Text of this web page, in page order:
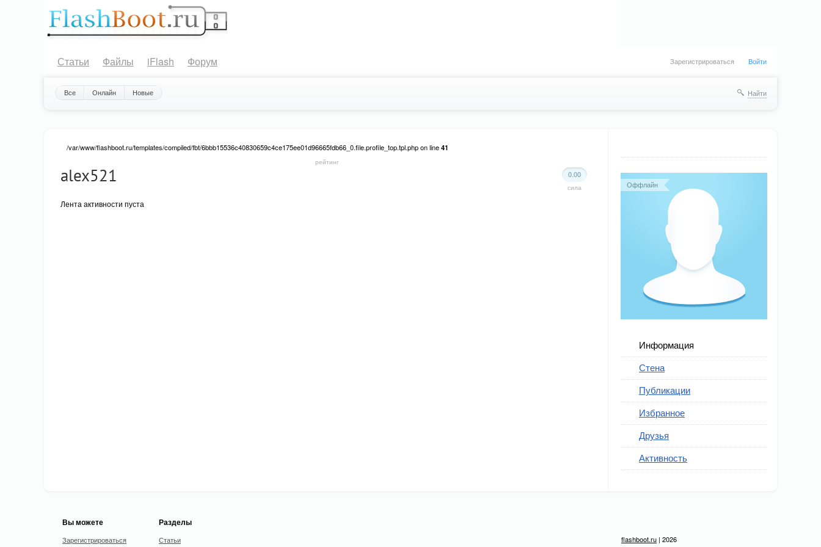
Статьи Файлы iFlash Форум Зарегистрироваться Войти
Все Онлайн Новые Найти
Оффлайн
Информация
Стена
Публикации
Избранное
Друзья
Активность
/var/www/flashboot.ru/templates/compiled/fbt/6bbb15536c40830659c4ce175ee01d96665fdb66_0.file.profile_top.tpl.php on line 41
Warning: Attempt to read property "value" on null in
/var/www/flashboot.ru/templates/compiled/fbt/6bbb15536c40830659c4ce175ee01d96665fdb66_0.file.profile_top.tpl.php
рейтинг
0.00
сила
alex521
Лента активности пуста
Вы можете
Зарегистрироваться
Разделы
Статьи flashboot.ru | 2026